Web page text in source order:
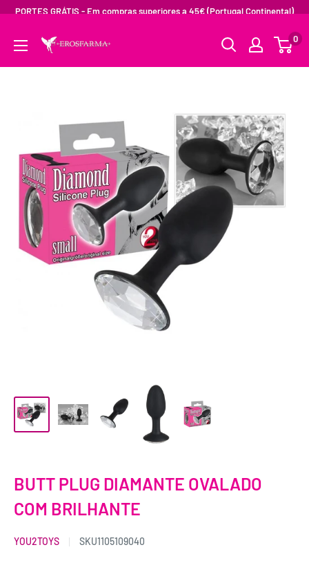
PORTES GRÁTIS - Em compras superiores a 45€ (Portugal Continental)
0
BUTT PLUG DIAMANTE OVALADO
COM BRILHANTE
YOU2TOYS SKU1105109040